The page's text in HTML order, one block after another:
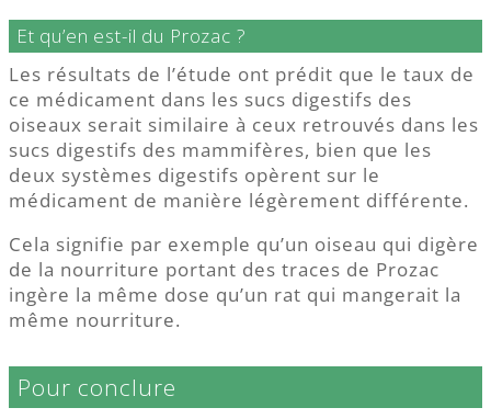
Et qu’en est-il du Prozac ?
Les résultats de l’étude ont prédit que le taux de
ce médicament dans les sucs digestifs des
oiseaux serait similaire à ceux retrouvés dans les
sucs digestifs des mammifères, bien que les
deux systèmes digestifs opèrent sur le
médicament de manière légèrement différente.
Cela signifie par exemple qu’un oiseau qui digère
de la nourriture portant des traces de Prozac
ingère la même dose qu’un rat qui mangerait la
même nourriture.
Pour conclure